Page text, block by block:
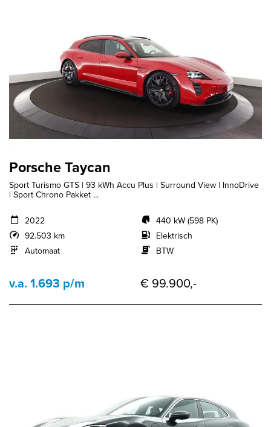
Porsche Taycan
Sport Turismo GTS | 93 kWh Accu Plus | Surround View | InnoDrive
| Sport Chrono Pakket ...
2022
92.503 km
Automaat
440 kW (598 PK)
Elektrisch
BTW
v.a. 1.693 p/m € 99.900,-